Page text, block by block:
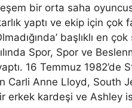
bir orta saha
yaptı ve ekip için çok
başlıklı en
Spor, Spor ve
16 Temmuz 1982’de
Anne Lloyd, South
erkek kardeşi ve Ashley